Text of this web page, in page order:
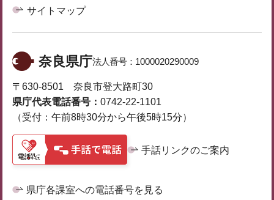
サイトマップ
奈良県庁法人番号： 1000020290009
〒630-8501 奈良市登大路町30
県庁代表電話番号： 0742-22-1101
（受付：午前8時30分から午後5時15分）
手話リンクのご案内
県庁各課室への電話番号を見る